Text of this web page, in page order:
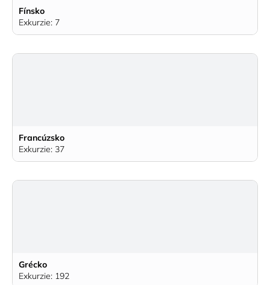
Fínsko
Exkurzie: 7
Francúzsko
Exkurzie: 37
Grécko
Exkurzie: 192